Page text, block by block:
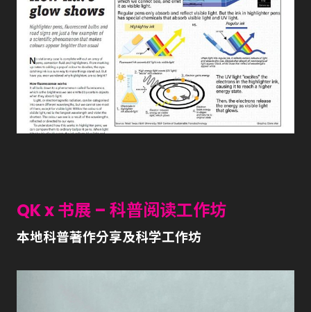
QK x 书展 – 科普阅读工作坊
本地科普著作分享及科学工作坊